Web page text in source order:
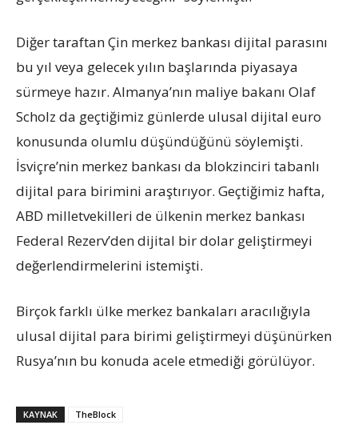
Diğer taraftan Çin merkez bankası dijital parasını
bu yıl veya gelecek yılın başlarında piyasaya
sürmeye hazır. Almanya’nın maliye bakanı Olaf
Scholz da geçtiğimiz günlerde ulusal dijital euro
konusunda olumlu düşündüğünü söylemişti.
İsviçre’nin merkez bankası da blokzinciri tabanlı
dijital para birimini araştırıyor. Geçtiğimiz hafta,
ABD milletvekilleri de ülkenin merkez bankası
Federal Rezerv’den dijital bir dolar geliştirmeyi
değerlendirmelerini istemişti.
Birçok farklı ülke merkez bankaları aracılığıyla
ulusal dijital para birimi geliştirmeyi düşünürken
Rusya’nın bu konuda acele etmediği görülüyor.
KAYNAK
TheBlock